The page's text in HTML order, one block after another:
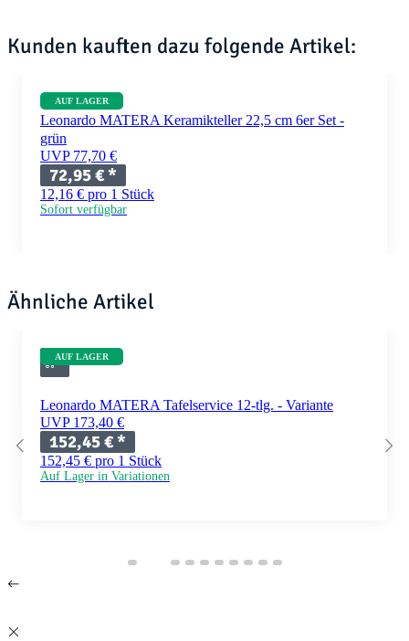
Kunden kauften dazu folgende Artikel:
AUF LAGER
Leonardo MATERA Keramikteller 22,5 cm 6er Set -
grün
UVP 77,70 €
72,95 €*
12,16 € pro 1 Stück
Sofort verfügbar
Ähnliche Artikel
AUF LAGER
Leonardo MATERA Tafelservice 12-tlg. - Variante
UVP 173,40 €
152,45 €*
152,45 € pro 1 Stück
Auf Lager in Variationen